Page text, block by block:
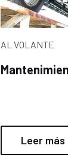
AL VOLANTE
Leer más